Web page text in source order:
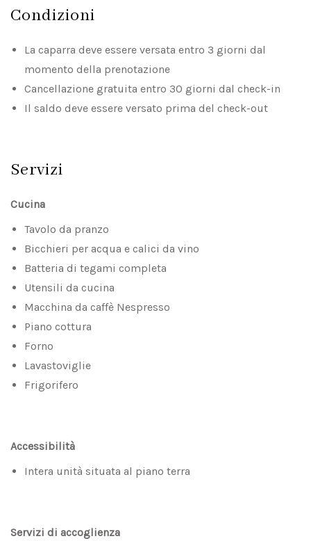
Condizioni
La caparra deve essere versata entro 3 giorni dal
momento della prenotazione
Cancellazione gratuita entro 30 giorni dal check-in
Il saldo deve essere versato prima del check-out
Servizi
Cucina
Tavolo da pranzo
Bicchieri per acqua e calici da vino
Batteria di tegami completa
Utensili da cucina
Macchina da caffè Nespresso
Piano cottura
Forno
Lavastoviglie
Frigorifero
Accessibilità
Intera unità situata al piano terra
Servizi di accoglienza